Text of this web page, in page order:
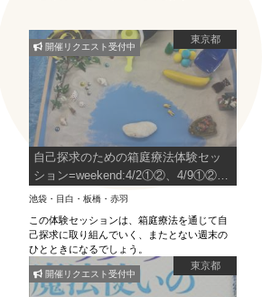
東京都
自己探求のための箱庭療法体験セッ
ション=weekend:4/2①②、4/9①②、
4/16①②、4/30①②
池袋・目白・板橋・赤羽
この体験セッションは、箱庭療法を通じて自
己探求に取り組んでいく、またとない週末の
ひとときになるでしょう。
開催リクエスト受付中
東京都
開催リクエスト受付中